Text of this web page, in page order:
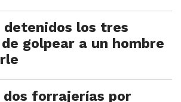
detenidos los tres
golpear a un hombre
dos forrajerías por